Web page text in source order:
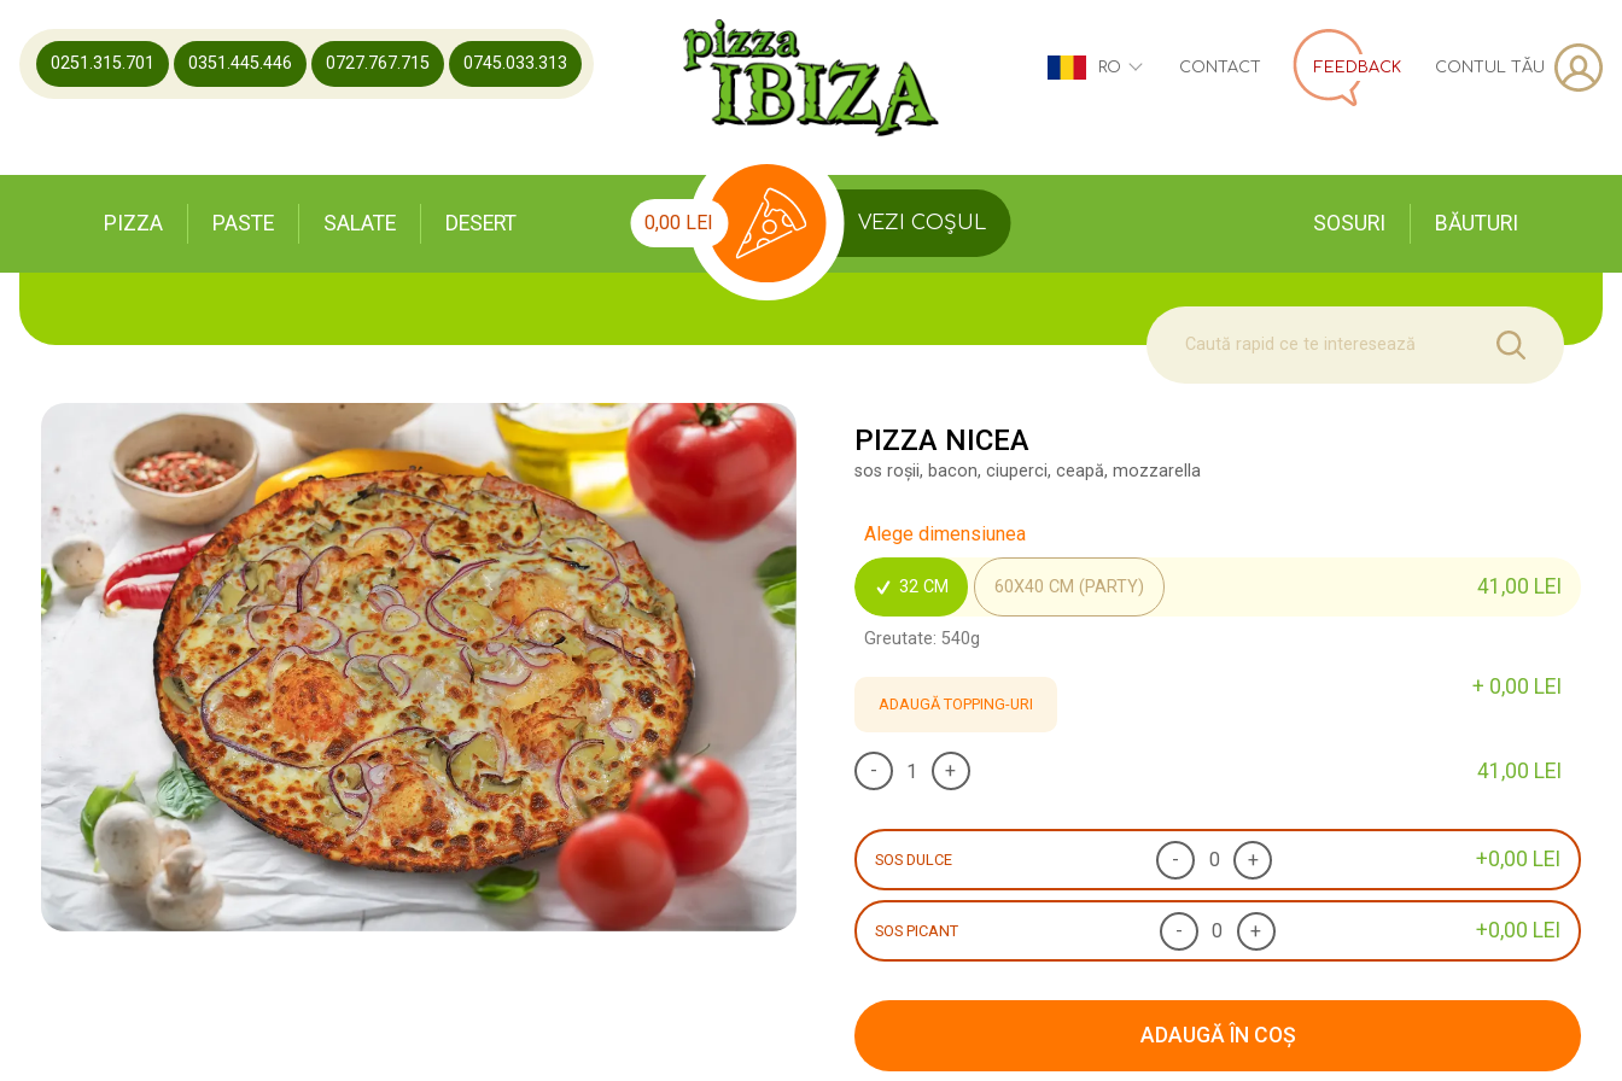
0251.315.701 0351.445.446 0727.767.715 0745.033.313 RO CONTACT FEEDBACK CONTUL TĂU
PIZZA PASTE SALATE DESERT 0,00 LEI VEZI COȘUL SOSURI BĂUTURI
PIZZA NICEA
sos roșii, bacon, ciuperci, ceapă, mozzarella
Alege dimensiunea
32 CM 60X40 CM (PARTY) 41,00 LEI
Greutate: 540g
ADAUGĂ TOPPING-URI
+ 0,00 LEI
- + 41,00 LEI
SOS DULCE - + +0,00 LEI
SOS PICANT - + +0,00 LEI
ADAUGĂ ÎN COȘ